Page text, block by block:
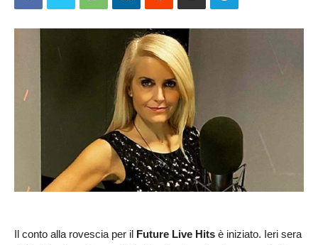
Il conto alla rovescia per il Future Live Hits è iniziato. Ieri sera